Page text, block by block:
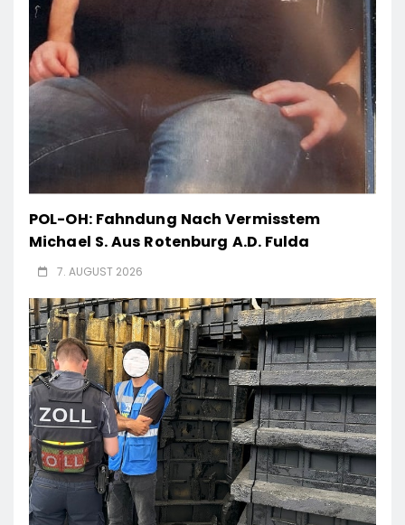
POL-OH: Fahndung Nach Vermisstem
Michael S. Aus Rotenburg A.d. Fulda
7. AUGUST 2026